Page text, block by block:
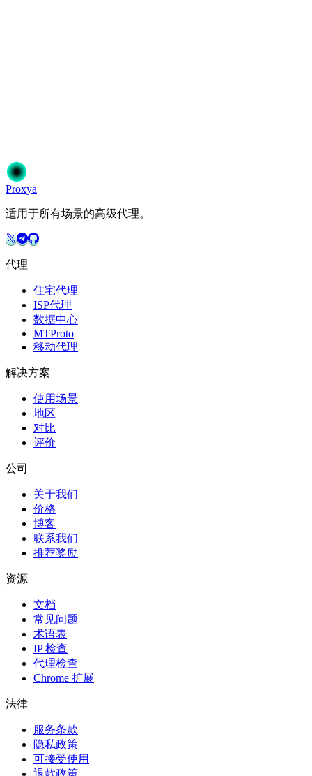
开始使用
Proxya
适用于所有场景的高级代理。
代理
住宅代理
ISP代理
数据中心
MTProto
移动代理
解决方案
使用场景
地区
对比
评价
公司
关于我们
价格
博客
联系我们
推荐奖励
资源
文档
常见问题
术语表
IP 检查
代理检查
Chrome 扩展
法律
服务条款
隐私政策
可接受使用
退款政策